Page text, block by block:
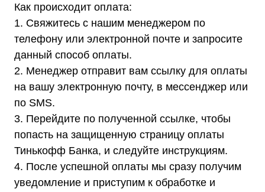
Как происходит оплата:
1. Свяжитесь с нашим менеджером по
телефону или электронной почте и запросите
данный способ оплаты.
2. Менеджер отправит вам ссылку для оплаты
на вашу электронную почту, в мессенджер или
по SMS.
3. Перейдите по полученной ссылке, чтобы
попасть на защищенную страницу оплаты
Тинькофф Банка, и следуйте инструкциям.
4. После успешной оплаты мы сразу получим
уведомление и приступим к обработке и